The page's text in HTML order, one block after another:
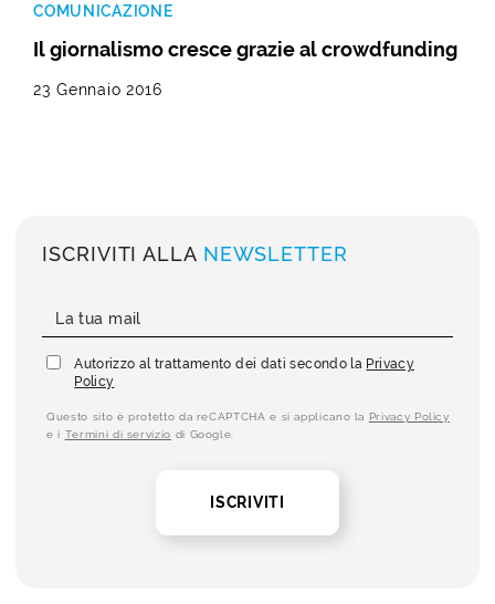
COMUNICAZIONE
Il giornalismo cresce grazie al crowdfunding
23 Gennaio 2016
ISCRIVITI ALLA NEWSLETTER
Autorizzo al trattamento dei dati secondo la Privacy
Policy
Questo sito è protetto da reCAPTCHA e si applicano la Privacy Policy
e i Termini di servizio di Google.
ISCRIVITI